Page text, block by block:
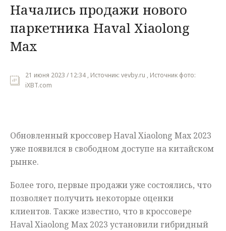
Наука
Культура
Общество
Мнения
Начались продажи нового
паркетника Haval Xiaolong
Max
21 июня 2023 / 12:34 , Источник: vevby.ru , Источник фото:
iXBT.com
Обновленный кроссовер Haval Xiaolong Max 2023
уже появился в свободном доступе на китайском
рынке.
Более того, первые продажи уже состоялись, что
позволяет получить некоторые оценки
клиентов. Также известно, что в кроссовере
Haval Xiaolong Max 2023 установили гибридный